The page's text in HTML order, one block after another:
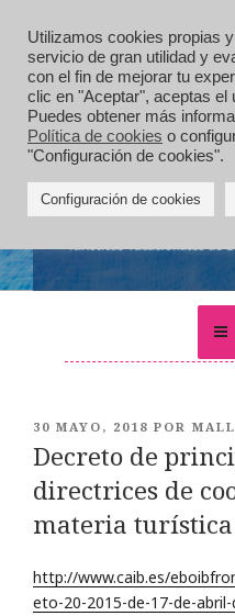
contenido
MALLORCA VILLAS
Alquiler de villas, chalets,
vacaciones en Mallorca
PUBLICADO
EL
30 MAYO, 2018 POR
Decreto de
directrices de
materia turística
http://www.caib.es/
eto-20-2015-de-17-de-
Utilizamos cookies propias
servicio de gran utilidad y
con el fin de mejorar tu
clic en "Aceptar", aceptas el
Puedes obtener más
Política de cookies o
"Configuración de cookies".
Configuración de cookies